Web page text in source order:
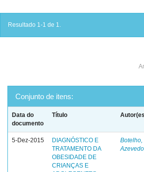
Resultado 1-1 de 1.
Conjunto de itens:
Data do
documento
Título
5-Dez-2015
DIAGNÓSTICO E
TRATAMENTO DA
OBESIDADE DE
CRIANÇAS E
Azevedo